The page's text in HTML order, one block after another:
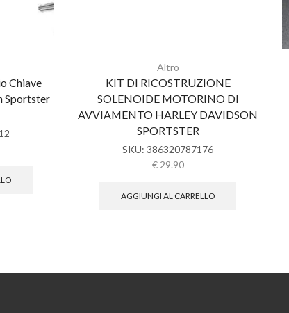
Chiave
Sportster
Altro
KIT DI RICOSTRUZIONE
SOLENOIDE MOTORINO DI
AVVIAMENTO HARLEY DAVIDSON
SPORTSTER
SKU:386320787176
€29.90
AGGIUNGI AL CARRELLO